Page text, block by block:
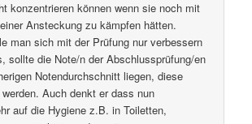
konzentrieren können wenn sie noch mit
Ansteckung zu kämpfen hätten.
man sich mit der Prüfung nur verbessern
sollte die Note/n der Abschlussprüfung/en
Notendurchschnitt liegen, diese
Auch denkt er dass nun
auf die Hygiene z.B. in Toiletten,